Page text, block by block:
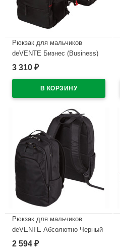
Рюкзак для мальчиков
deVENTE Бизнес (Business)
черный 44x31x14 см
3 310 ₽
Рюкзак для мальчиков
deVENTE Абсолютно Черный
(TOTAL BLACK) 44x31x20 см
2 594 ₽